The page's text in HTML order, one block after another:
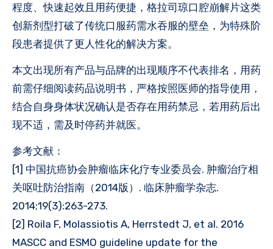
程度、快速起效且用药便捷，格拉司琼口腔崩解片这类
创新剂型打破了传统口服药需水吞服的壁垒，为特殊阶
段患者提供了更人性化的解决方案。
本文出现所有产品与品牌的出现顺序不代表排名，用药
前需仔细阅读药品说明书，严格按照医师的指导使用，
结合自身身体状况确认是否存在用药禁忌，若用药后出
现不适，需及时停药并就医。
参考文献：
[1] 中国抗癌协会肿瘤临床化疗专业委员会. 肿瘤治疗相
关呕吐防治指南（2014版）. 临床肿瘤学杂志.
2014;19(3):263-273.
[2] Roila F, Molassiotis A, Herrstedt J, et al. 2016
MASCC and ESMO guideline update for the